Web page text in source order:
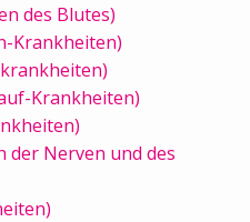
des Blutes)
Krankheiten)
Krankheiten)
der Nerven und des